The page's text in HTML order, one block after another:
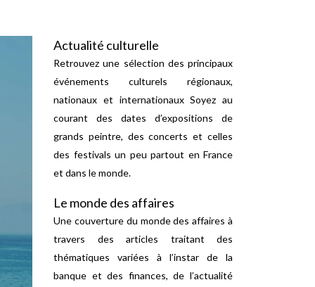
Actualité culturelle
Retrouvez une sélection des principaux
événements culturels régionaux,
nationaux et internationaux Soyez au
courant des dates d’expositions de
grands peintre, des concerts et celles
des festivals un peu partout en France
et dans le monde.
Le monde des affaires
Une couverture du monde des affaires à
travers des articles traitant des
thématiques variées à l’instar de la
banque et des finances, de l’actualité